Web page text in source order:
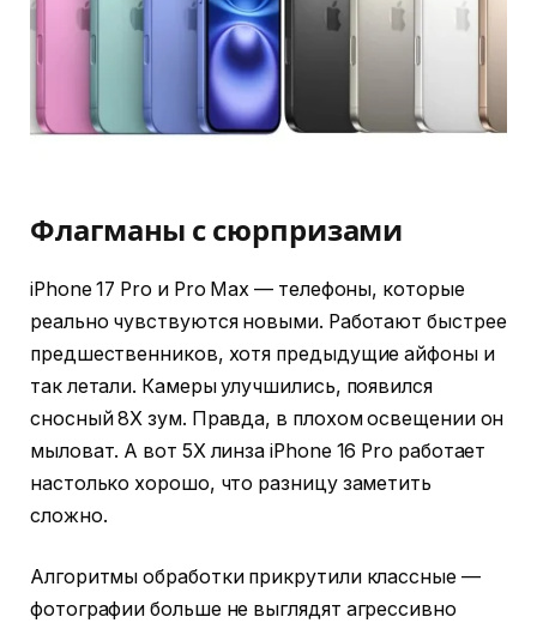
Флагманы с сюрпризами
iPhone 17 Pro и Pro Max — телефоны, которые
реально чувствуются новыми. Работают быстрее
предшественников, хотя предыдущие айфоны и
так летали. Камеры улучшились, появился
сносный 8X зум. Правда, в плохом освещении он
мыловат. А вот 5X линза iPhone 16 Pro работает
настолько хорошо, что разницу заметить
сложно.
Алгоритмы обработки прикрутили классные —
фотографии больше не выглядят агрессивно